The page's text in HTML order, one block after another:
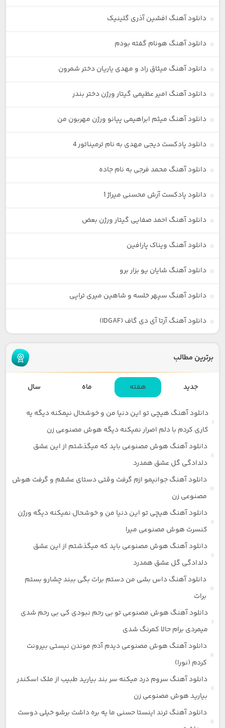
دانلود آهنگ افشین آذری گلینیک
دانلود آهنگ هونام گفته بودم
دانلود آهنگ میثاق راد و مهدی یاریان دختر شمرون
دانلود آهنگ امیر عظیمی گیتار ورژن دختر بندر
دانلود آهنگ میثم ابراهیمی پیانو ورژن مهربون من
دانلود پادکست دیجی مهدی به نام ترمیناتور 4
دانلود آهنگ محمد فرجی به نام جاده
دانلود پادکست آرش محسنی میراژ 1
دانلود آهنگ احمد صفایی گیتار ورژن بعض
دانلود آهنگ ویناک پارافین
دانلود آهنگ شایان یو بزار برو
دانلود آهنگ سپهر خلسه و شاهین میری تراپی
دانلود آهنگ آرتا آی دی گاف (IDGAF)
برترین مطالب
جدید هفته ماه سال
دانلود آهنگ هیچی تو این دنیا من و خوشحال نیمکنه دیگه یه
کاری کردم با دلم اصرار نمیکنه دیگه هوش مصنوعی زن
دانلود آهنگ هوش مصنوعی باید که میگذشتم از این عشق
دلدادگی گل عشق همدرد
دانلود آهنگ جوانیمو ازم گرفت وقتی دستای عشقم و گرفت هوش
مصنوعی زن
دانلود آهنگ هیچی تو این دنیا من و خوشحال نمیکنه دیگه ورژن
کنسرت هوش مصنوعی میرا
دانلود آهنگ هوش مصنوعی باید که میگذشتم از این عشق
دلدادگی گل عشق همدرد
دانلود آهنگ داس بشی من دستم برات بگی ببند چشارو بستم
برات
دانلود آهنگ هوش مصنوعی تو بی رحم نبودی کی بی رحم شدی
میمردی برام حالا کمرنگ شدی
دانلود آهنگ هوش مصنوعی دیدم آدم موندن نیستی بیرونت
کردم (نورا)
دانلود آهنگ سروم درد میکنه سر بند بیارید طبیب از ملک اسکندر
بیارید هوش مصنوعی زن
دانلود آهنگ ترند اینستا حسنی ما یه بره داشت برشو خیلی دوست